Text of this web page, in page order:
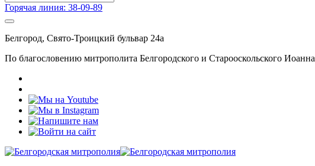
Горячая линия: 38-09-89
Белгород, Свято-Троицкий бульвар 24а
По благословению митрополита Белгородского и Старооскольского Иоанна